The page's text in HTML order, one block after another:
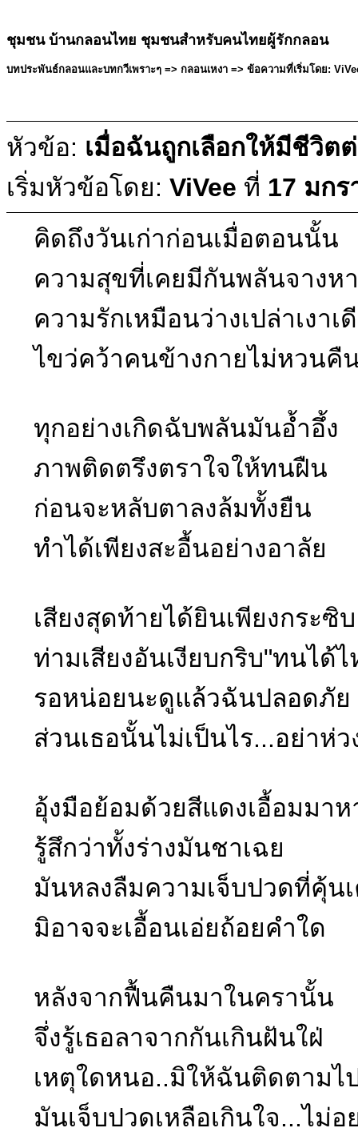
ชุมชน บ้านกลอนไทย ชุมชนสำหรับคนไทยผู้รักกลอน
บทประพันธ์กลอนและบทกวีเพราะๆ => กลอนเหงา => ข้อความที่เริ่มโดย:
หัวข้อ: เมื่อฉันถูกเลือกให้มีชีวิต
เริ่มหัวข้อโดย: ViVee ที่ 17 มกร
คิดถึงวันเก่าก่อนเมื่อตอนนั้น
ความสุขที่เคยมีกันพลันจางห
ความรักเหมือนว่างเปล่าเงาเ
ไขว่คว้าคนข้างกายไม่หวนคื
ทุกอย่างเกิดฉับพลันมันอ้ำอึ้ง
ภาพติดตรึงตราใจให้ทนฝืน
ก่อนจะหลับตาลงล้มทั้งยืน
ทำได้เพียงสะอื้นอย่างอาลัย
เสียงสุดท้ายได้ยินเพียงกระซิบ
ท่ามเสียงอันเงียบกริบ"ทนได้
รอหน่อยนะดูแล้วฉันปลอดภัย
ส่วนเธอนั้นไม่เป็นไร...อย่าห่ว
อุ้งมือย้อมด้วยสีแดงเอื้อมมาห
รู้สึกว่าทั้งร่างมันชาเฉย
มันหลงลืมความเจ็บปวดที่คุ้น
มิอาจจะเอื้อนเอ่ยถ้อยคำใด
หลังจากฟื้นคืนมาในครานั้น
จึ่งรู้เธอลาจากกันเกินฝันใฝ่
เหตุใดหนอ..มิให้ฉันติดตามไ
มันเจ็บปวดเหลือเกินใจ...ไม่